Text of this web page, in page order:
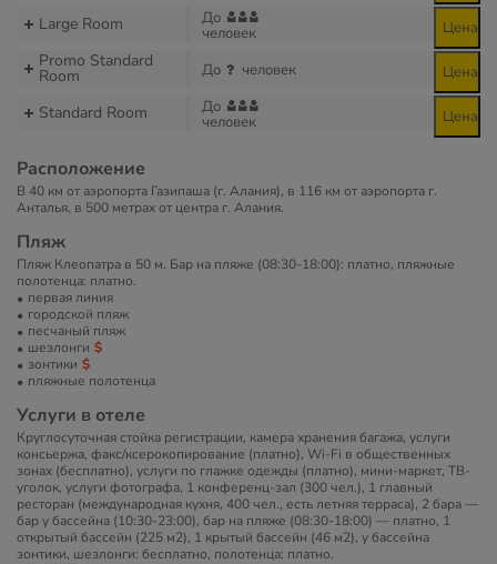
Large Room До
человек Цена
Promo Standard
Room До человек Цена
Standard Room До
человек Цена
Расположение
В 40 км от аэропорта Газипаша (г. Алания), в 116 км от аэропорта г.
Анталья, в 500 метрах от центра г. Алания.
Пляж
Пляж Клеопатра в 50 м. Бар на пляже (08:30-18:00): платно, пляжные
полотенца: платно.
первая линия
городской пляж
песчаный пляж
шезлонги
зонтики
пляжные полотенца
Услуги в отеле
Круглосуточная стойка регистрации, камера хранения багажа, услуги
консьержа, факс/ксерокопирование (платно), Wi-Fi в общественных
зонах (бесплатно), услуги по глажке одежды (платно), мини-маркет, ТВ-
уголок, услуги фотографа, 1 конференц-зал (300 чел.), 1 главный
ресторан (международная кухня, 400 чел., есть летняя терраса), 2 бара —
бар у бассейна (10:30-23:00), бар на пляже (08:30-18:00) — платно, 1
открытый бассейн (225 м2), 1 крытый бассейн (46 м2), у бассейна
зонтики, шезлонги: бесплатно, полотенца: платно.